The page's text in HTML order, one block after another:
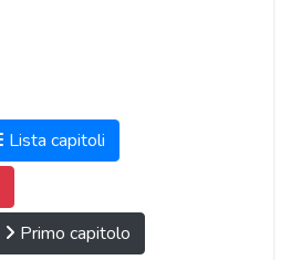
Lista capitoli
Primo capitolo